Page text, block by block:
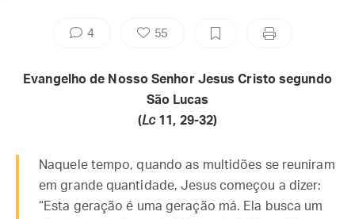
4 55
Evangelho de Nosso Senhor Jesus Cristo segundo
São Lucas
(Lc11, 29-32)
Naquele tempo, quando as multidões se reuniram
em grande quantidade, Jesus começou a dizer:
“Esta geração é uma geração má. Ela busca um